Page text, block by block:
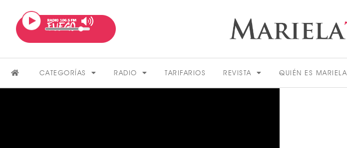
CATEGORÍAS RADIO TARIFARIOS REVISTA QUIÉN ES MARIELA